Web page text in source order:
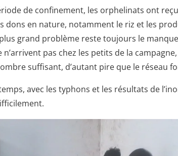
de confinement, les orphelinats ont
dons en nature, notamment le riz et les
grand problème reste toujours le
n’arrivent pas chez les petits de la
suffisant, d’autant pire que le réseau
avec les typhons et les résultats de